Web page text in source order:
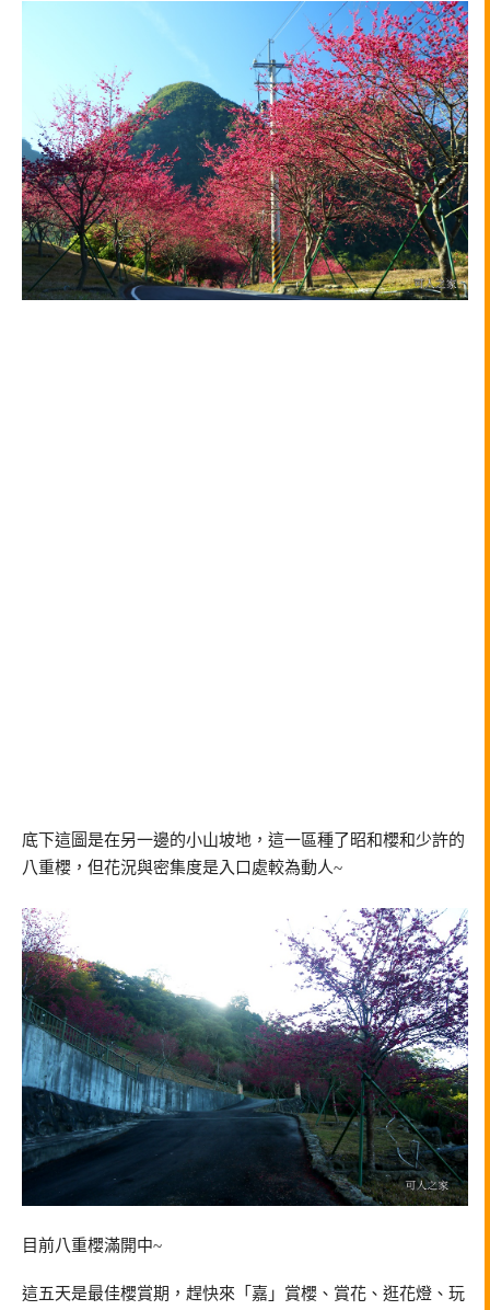
底下這圖是在另一邊的小山坡地，這一區種了昭和櫻和少許的
八重櫻，但花況與密集度是入口處較為動人~
目前八重櫻滿開中~
這五天是最佳櫻賞期，趕快來「嘉」賞櫻、賞花、逛花燈、玩